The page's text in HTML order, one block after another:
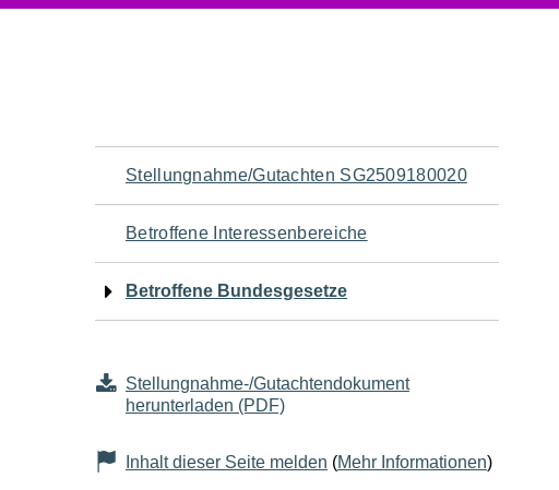
Navigation
für
den
Seiteninhalt
Stellungnahme/Gutachten SG2509180020
Betroffene Interessenbereiche
Betroffene Bundesgesetze
Stellungnahme-/Gutachtendokument
herunterladen (PDF)
Inhalt dieser Seite melden (Mehr Informationen)